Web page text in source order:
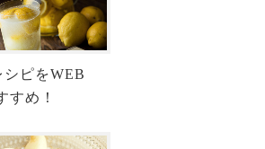
シピをWEB
すめ！